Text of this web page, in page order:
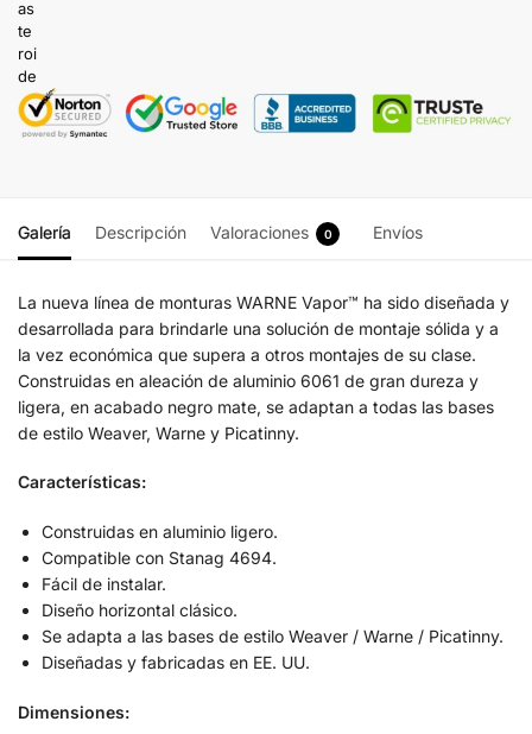
Galería Descripción Valoraciones 0 Envíos
La nueva línea de monturas WARNE Vapor™ ha sido diseñada y
desarrollada para brindarle una solución de montaje sólida y a
la vez económica que supera a otros montajes de su clase.
Construidas en aleación de aluminio 6061 de gran dureza y
ligera, en acabado negro mate, se adaptan a todas las bases
de estilo Weaver, Warne y Picatinny.
Características:
Construidas en aluminio ligero.
Compatible con Stanag 4694.
Fácil de instalar.
Diseño horizontal clásico.
Se adapta a las bases de estilo Weaver / Warne / Picatinny.
Diseñadas y fabricadas en EE. UU.
Dimensiones: